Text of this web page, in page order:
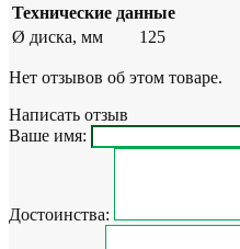
Технические данные
Ø диска, мм
125
Нет отзывов об этом товаре.
Написать отзыв
Ваше имя:
Достоинства: